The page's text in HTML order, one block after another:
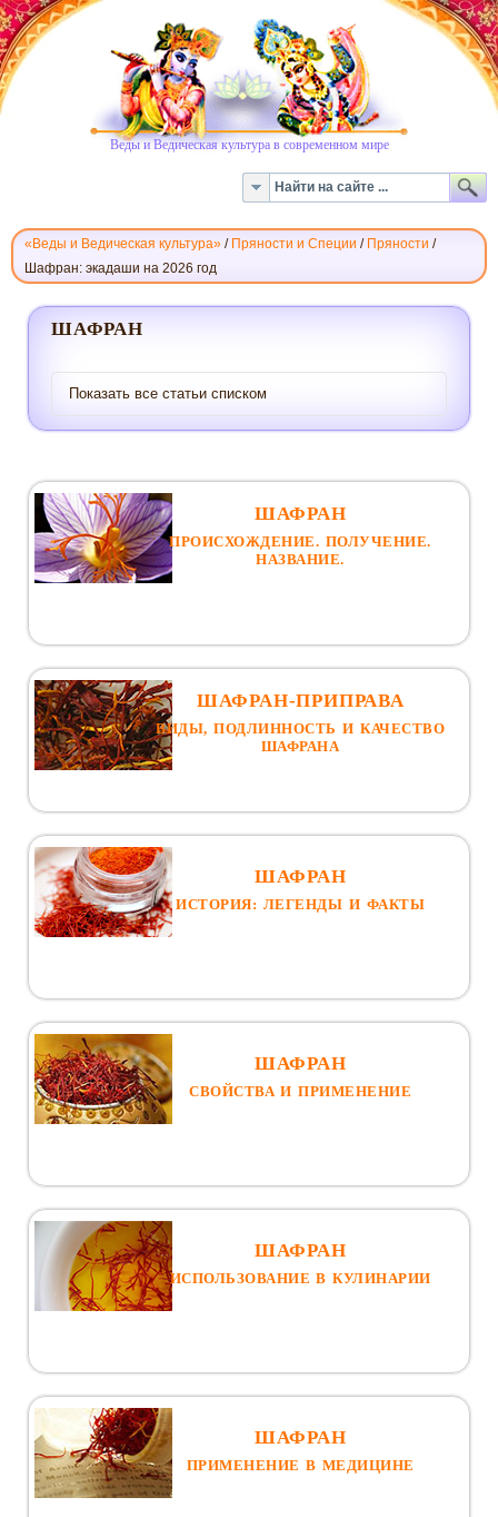
Веды и Ведическая культура в современном мире
«Веды и Ведическая культура» / Пряности и Специи / Пряности /
Шафран: экадаши на 2026 год
ШАФРАН
ШАФРАН
Показать все статьи списком
Шафран. Происхождение. Получение.
Название.
Шафран приправа
Шафран. История
Шафран. Свойства и Применение
ШАФРАН
ПРОИСХОЖДЕНИЕ. ПОЛУЧЕНИЕ.
НАЗВАНИЕ.
ШАФРАН-ПРИПРАВА
ВИДЫ, ПОДЛИННОСТЬ И КАЧЕСТВО
ШАФРАНА
ШАФРАН
ИСТОРИЯ: ЛЕГЕНДЫ И ФАКТЫ
ШАФРАН
СВОЙСТВА И ПРИМЕНЕНИЕ
ШАФРАН
ИСПОЛЬЗОВАНИЕ В КУЛИНАРИИ
ШАФРАН
ПРИМЕНЕНИЕ В МЕДИЦИНЕ